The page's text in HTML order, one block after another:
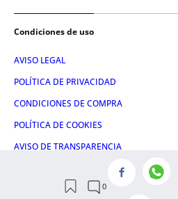
Condiciones de uso
AVISO LEGAL
POLÍTICA DE PRIVACIDAD
CONDICIONES DE COMPRA
POLÍTICA DE COOKIES
AVISO DE TRANSPARENCIA